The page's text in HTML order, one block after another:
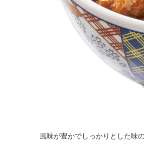
風味が豊かでしっかりとした味